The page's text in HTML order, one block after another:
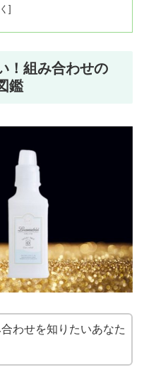
！組み合わせの
鑑
わせを知りたいあなた